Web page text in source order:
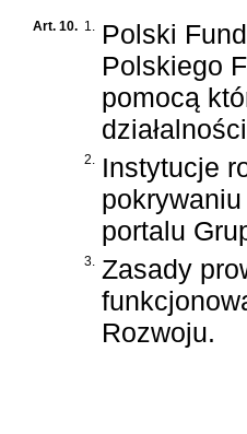
Art. 10. 1. Polski
Polskiego
pomocą
2. Instytucje
portalu
3. Zasady
Rozwoju.